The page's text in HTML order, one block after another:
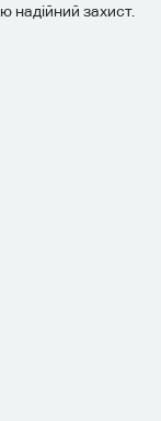
надійний захист.